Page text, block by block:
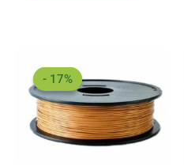
- 17%
- 17%
prix
initial
était :
28,20 €.
actuel
est :
23,50 €.